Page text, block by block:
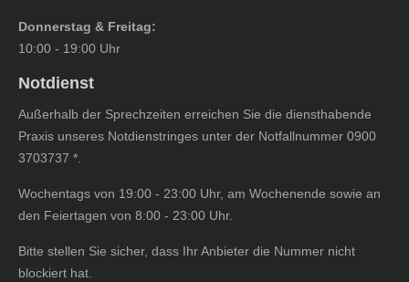
Donnerstag & Freitag:
10:00 - 19:00 Uhr
Notdienst
Außerhalb der Sprechzeiten erreichen Sie die diensthabende
Praxis unseres Notdienstringes unter der Notfallnummer 0900
3703737 *.
Wochentags von 19:00 - 23:00 Uhr, am Wochenende sowie an
den Feiertagen von 8:00 - 23:00 Uhr.
Bitte stellen Sie sicher, dass Ihr Anbieter die Nummer nicht
blockiert hat.